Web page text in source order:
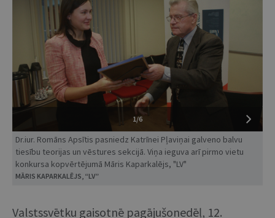
1/6
Dr.iur. Romāns Apsītis pasniedz Katrīnei Pļaviņai galveno balvu
tiesību teorijas un vēstures sekcijā. Viņa ieguva arī pirmo vietu
konkursa kopvērtējumā Māris Kaparkalējs, "LV"
MĀRIS KAPARKALĒJS, “LV”
Valstssvētku gaisotnē pagājušonedēļ, 12.